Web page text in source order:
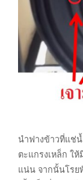
นำฟางข้าวที่แช่
ตะแกรงเหล็ก ใ
แน่น จากนั้นโรย